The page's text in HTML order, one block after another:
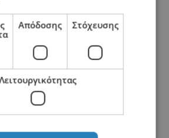
Απόδοσης Στόχευσης